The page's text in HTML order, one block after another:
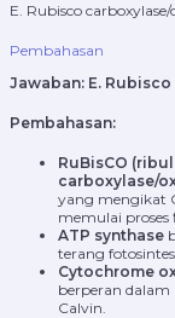
E. Rubisco
Pembahasan
Jawaban: E.
Pembahasan:
RuBisCO
carboxylase/
yang mengikat
memulai proses
ATP synthase
terang
Cytochrome
berperan dalam
Calvin.